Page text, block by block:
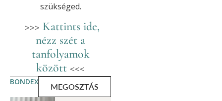
szükséged.
>>> Kattints ide,
nézz szét a
tanfolyamok
között <<<
BONDEX
MEGOSZTÁS